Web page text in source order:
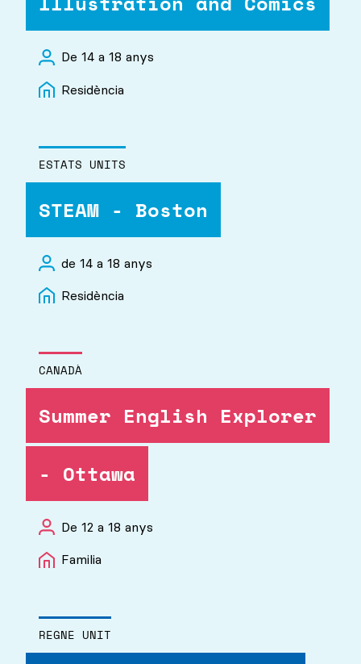
De 14 a 18 anys
Residència
ESTATS UNITS
STEAM - Boston
de 14 a 18 anys
Residència
CANADÀ
Summer English Explorer
- Ottawa
De 12 a 18 anys
Familia
REGNE UNIT